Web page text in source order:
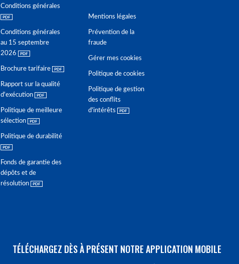
Conditions générales
Conditions générales
au 15 septembre
2026
Brochure tarifaire
Rapport sur la qualité
d'exécution
Politique de meilleure
sélection
Politique de durabilité
Fonds de garantie des
dépôts et de
résolution
Mentions légales
Prévention de la
fraude
Gérer mes cookies
Politique de cookies
Politique de gestion
des conflits
d'intérêts
TÉLÉCHARGEZ DÈS À PRÉSENT NOTRE APPLICATION MOBILE